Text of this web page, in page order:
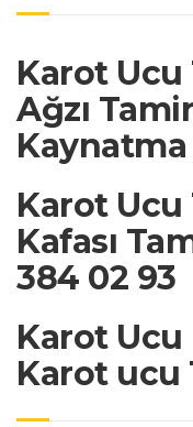
Karot
Ağzı
Kaynatma
Karot
Kafası
384 02 93
Karot Ucu
Karot ucu